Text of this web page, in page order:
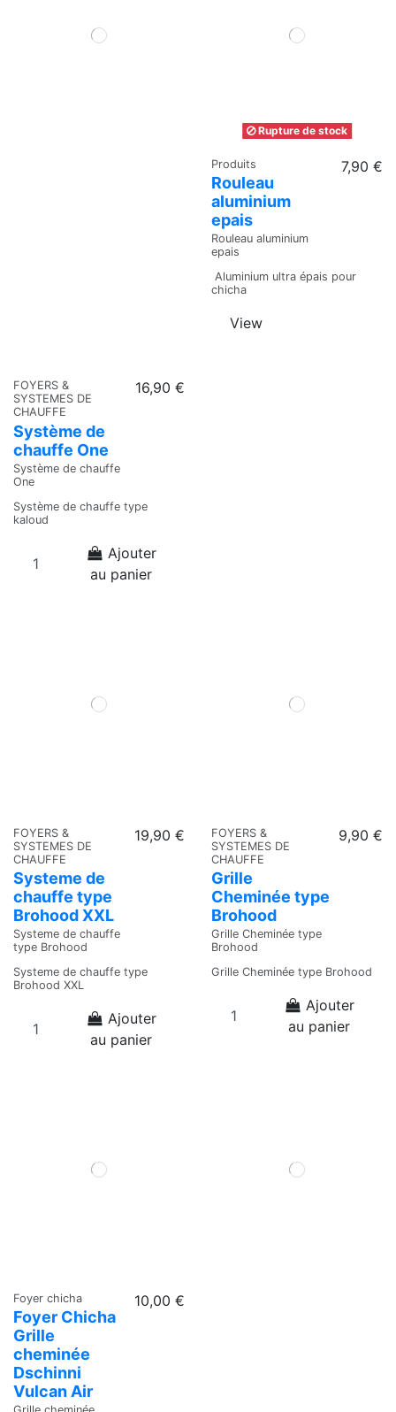
FOYERS &
SYSTEMES DE
CHAUFFE
Système de
chauffe One
Système de chauffe
One
16,90 €
Système de chauffe type
kaloud
Ajouter
au panier
Rupture de stock
Produits
Rouleau
aluminium
epais
Rouleau aluminium
epais
7,90 €
Aluminium ultra épais pour
chicha
View
FOYERS &
SYSTEMES DE
CHAUFFE
Systeme de
chauffe type
Brohood XXL
Systeme de chauffe
type Brohood
19,90 €
Systeme de chauffe type
Brohood XXL
Ajouter
au panier
FOYERS &
SYSTEMES DE
CHAUFFE
Grille
Cheminée type
Brohood
Grille Cheminée type
Brohood
9,90 €
Grille Cheminée type Brohood
Ajouter
au panier
Foyer chicha
Foyer Chicha
Grille
cheminée
Dschinni
Vulcan Air
10,00 €